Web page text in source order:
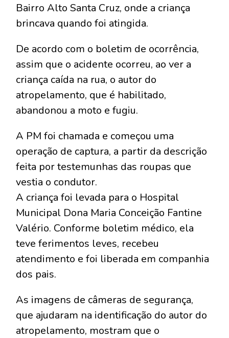
Bairro Alto Santa Cruz, onde a criança
brincava quando foi atingida.
De acordo com o boletim de ocorrência,
assim que o acidente ocorreu, ao ver a
criança caída na rua, o autor do
atropelamento, que é habilitado,
abandonou a moto e fugiu.
A PM foi chamada e começou uma
operação de captura, a partir da descrição
feita por testemunhas das roupas que
vestia o condutor.
A criança foi levada para o Hospital
Municipal Dona Maria Conceição Fantine
Valério. Conforme boletim médico, ela
teve ferimentos leves, recebeu
atendimento e foi liberada em companhia
dos pais.
As imagens de câmeras de segurança,
que ajudaram na identificação do autor do
atropelamento, mostram que o